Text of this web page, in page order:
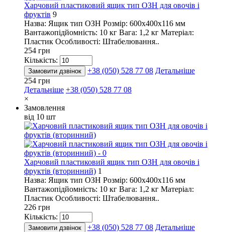
Харчовий пластиковий ящик тип ОЗН для овочів і
фруктів 9
Назва: Ящик тип ОЗН Розмір: 600х400х116 мм
Вантажопідйомність: 10 кг Вага: 1,2 кг Матеріал:
Пластик Особливості: Штабелювання..
254 грн
Кількість:
Замовити дзвінок +38 (050) 528 77 08 Детальніше
254 грн
Детальніше +38 (050) 528 77 08
×
Замовлення
від 10 шт
Харчовий пластиковий ящик тип ОЗН для овочів і
фруктів (вторинний) 1
Назва: Ящик тип ОЗН Розмір: 600х400х116 мм
Вантажопідйомність: 10 кг Вага: 1,2 кг Матеріал:
Пластик Особливості: Штабелювання..
226 грн
Кількість:
Замовити дзвінок +38 (050) 528 77 08 Детальніше